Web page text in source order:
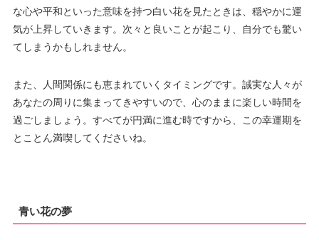
な心や平和といった意味を持つ白い花を見たときは、穏やかに運
気が上昇していきます。次々と良いことが起こり、自分でも驚い
てしまうかもしれません。
また、人間関係にも恵まれていくタイミングです。誠実な人々が
あなたの周りに集まってきやすいので、心のままに楽しい時間を
過ごしましょう。すべてが円満に進む時ですから、この幸運期を
とことん満喫してくださいね。
青い花の夢